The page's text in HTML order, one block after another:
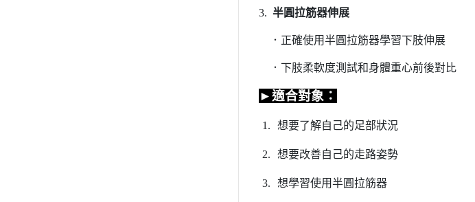
3. 半圓拉筋器伸展
．正確使用半圓拉筋器學習下肢伸展
．下肢柔軟度測試和身體重心前後對比
►適合對象 ：
1. 想要了解自己的足部狀況
2. 想要改善自己的走路姿勢
3. 想學習使用半圓拉筋器